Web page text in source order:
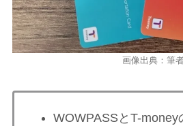
画像出典：筆
WOWPASSとT-money